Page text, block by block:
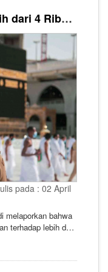
Polisi Saudi Tangkap Lebih dari 4 Ribu Jemaah Selama Ramadhan
pada : 02 April
melaporkan bahwa
terhadap lebih dari
Penangkapan ini
melakukan
ini disebut